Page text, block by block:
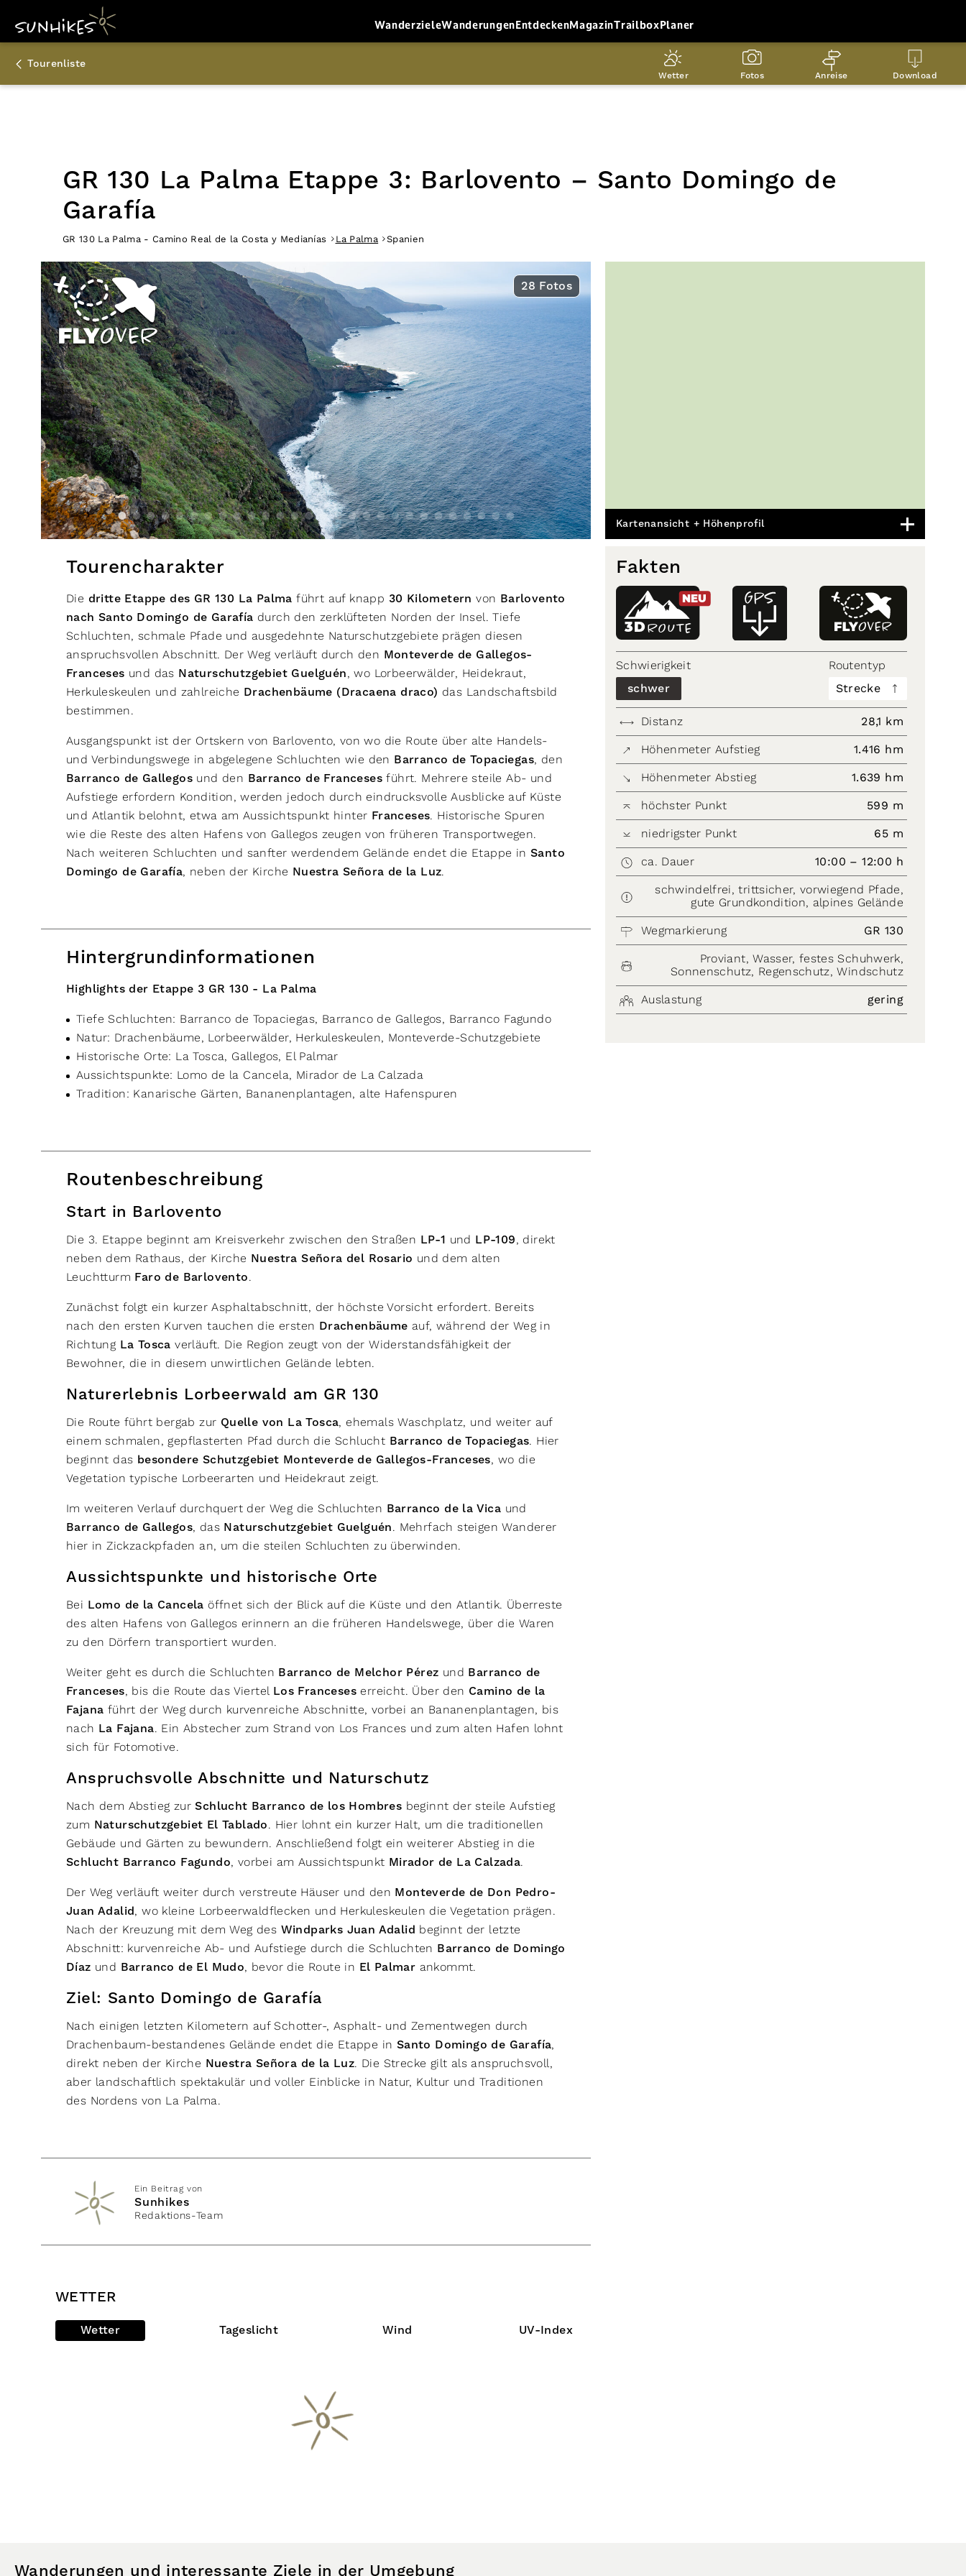
WanderzieleWanderungenEntdeckenMagazinTrailboxPlaner
Tourenliste
Wetter Fotos Anreise Download
GR 130 La Palma Etappe 3: Barlovento – Santo Domingo de
Garafía
GR 130 La Palma - Camino Real de la Costa y Medianías La Palma Spanien
28 Fotos
Kartenansicht + Höhenprofil
Tourencharakter
Die dritte Etappe des GR 130 La Palma führt auf knapp 30 Kilometern von Barlovento
nach Santo Domingo de Garafía durch den zerklüfteten Norden der Insel. Tiefe
Schluchten, schmale Pfade und ausgedehnte Naturschutzgebiete prägen diesen
anspruchsvollen Abschnitt. Der Weg verläuft durch den Monteverde de Gallegos-
Franceses und das Naturschutzgebiet Guelguén, wo Lorbeerwälder, Heidekraut,
Herkuleskeulen und zahlreiche Drachenbäume (Dracaena draco) das Landschaftsbild
bestimmen.
Ausgangspunkt ist der Ortskern von Barlovento, von wo die Route über alte Handels-
und Verbindungswege in abgelegene Schluchten wie den Barranco de Topaciegas, den
Barranco de Gallegos und den Barranco de Franceses führt. Mehrere steile Ab- und
Aufstiege erfordern Kondition, werden jedoch durch eindrucksvolle Ausblicke auf Küste
und Atlantik belohnt, etwa am Aussichtspunkt hinter Franceses. Historische Spuren
wie die Reste des alten Hafens von Gallegos zeugen von früheren Transportwegen.
Nach weiteren Schluchten und sanfter werdendem Gelände endet die Etappe in Santo
Domingo de Garafía, neben der Kirche Nuestra Señora de la Luz.
Hintergrundinformationen
Highlights der Etappe 3 GR 130 - La Palma
Tiefe Schluchten: Barranco de Topaciegas, Barranco de Gallegos, Barranco Fagundo
Natur: Drachenbäume, Lorbeerwälder, Herkuleskeulen, Monteverde-Schutzgebiete
Historische Orte: La Tosca, Gallegos, El Palmar
Aussichtspunkte: Lomo de la Cancela, Mirador de La Calzada
Tradition: Kanarische Gärten, Bananenplantagen, alte Hafenspuren
Routenbeschreibung
Start in Barlovento
Die 3. Etappe beginnt am Kreisverkehr zwischen den Straßen LP-1 und LP-109, direkt
neben dem Rathaus, der Kirche Nuestra Señora del Rosario und dem alten
Leuchtturm Faro de Barlovento.
Zunächst folgt ein kurzer Asphaltabschnitt, der höchste Vorsicht erfordert. Bereits
nach den ersten Kurven tauchen die ersten Drachenbäume auf, während der Weg in
Richtung La Tosca verläuft. Die Region zeugt von der Widerstandsfähigkeit der
Bewohner, die in diesem unwirtlichen Gelände lebten.
Naturerlebnis Lorbeerwald am GR 130
Die Route führt bergab zur Quelle von La Tosca, ehemals Waschplatz, und weiter auf
einem schmalen, gepflasterten Pfad durch die Schlucht Barranco de Topaciegas. Hier
beginnt das besondere Schutzgebiet Monteverde de Gallegos-Franceses, wo die
Vegetation typische Lorbeerarten und Heidekraut zeigt.
Im weiteren Verlauf durchquert der Weg die Schluchten Barranco de la Vica und
Barranco de Gallegos, das Naturschutzgebiet Guelguén. Mehrfach steigen Wanderer
hier in Zickzackpfaden an, um die steilen Schluchten zu überwinden.
Aussichtspunkte und historische Orte
Bei Lomo de la Cancela öffnet sich der Blick auf die Küste und den Atlantik. Überreste
des alten Hafens von Gallegos erinnern an die früheren Handelswege, über die Waren
zu den Dörfern transportiert wurden.
Weiter geht es durch die Schluchten Barranco de Melchor Pérez und Barranco de
Franceses, bis die Route das Viertel Los Franceses erreicht. Über den Camino de la
Fajana führt der Weg durch kurvenreiche Abschnitte, vorbei an Bananenplantagen, bis
nach La Fajana. Ein Abstecher zum Strand von Los Frances und zum alten Hafen lohnt
sich für Fotomotive.
Anspruchsvolle Abschnitte und Naturschutz
Nach dem Abstieg zur Schlucht Barranco de los Hombres beginnt der steile Aufstieg
zum Naturschutzgebiet El Tablado. Hier lohnt ein kurzer Halt, um die traditionellen
Gebäude und Gärten zu bewundern. Anschließend folgt ein weiterer Abstieg in die
Schlucht Barranco Fagundo, vorbei am Aussichtspunkt Mirador de La Calzada.
Der Weg verläuft weiter durch verstreute Häuser und den Monteverde de Don Pedro-
Juan Adalid, wo kleine Lorbeerwaldflecken und Herkuleskeulen die Vegetation prägen.
Nach der Kreuzung mit dem Weg des Windparks Juan Adalid beginnt der letzte
Abschnitt: kurvenreiche Ab- und Aufstiege durch die Schluchten Barranco de Domingo
Díaz und Barranco de El Mudo, bevor die Route in El Palmar ankommt.
Ziel: Santo Domingo de Garafía
Nach einigen letzten Kilometern auf Schotter-, Asphalt- und Zementwegen durch
Drachenbaum-bestandenes Gelände endet die Etappe in Santo Domingo de Garafía,
direkt neben der Kirche Nuestra Señora de la Luz. Die Strecke gilt als anspruchsvoll,
aber landschaftlich spektakulär und voller Einblicke in Natur, Kultur und Traditionen
des Nordens von La Palma.
Ein Beitrag von
Sunhikes
Redaktions-Team
WETTER
Wetter Tageslicht Wind UV-Index
Fakten
ROUTE
3D
NEU
Schwierigkeit
schwer
Routentyp
Strecke
Distanz 28,1 km
Höhenmeter Aufstieg 1.416 hm
Höhenmeter Abstieg 1.639 hm
höchster Punkt 599 m
niedrigster Punkt 65 m
ca. Dauer 10:00 – 12:00 h
schwindelfrei, trittsicher, vorwiegend Pfade,
gute Grundkondition, alpines Gelände
Wegmarkierung GR 130
Proviant, Wasser, festes Schuhwerk,
Sonnenschutz, Regenschutz, Windschutz
Auslastung gering
Wanderungen und interessante Ziele in der Umgebung